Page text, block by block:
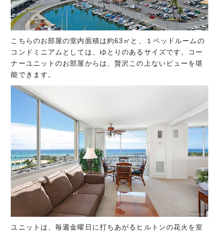
こちらのお部屋の室内面積は約63㎡と、１ベッドルームの
コンドミニアムとしては、ゆとりのあるサイズです。コー
ナーユニットのお部屋からは、贅沢この上ないビューを堪
能できます。
ユニットは、毎週金曜日に打ちあがるヒルトンの花火を室